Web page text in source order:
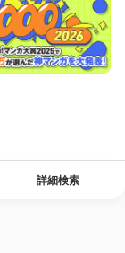
詳細検索